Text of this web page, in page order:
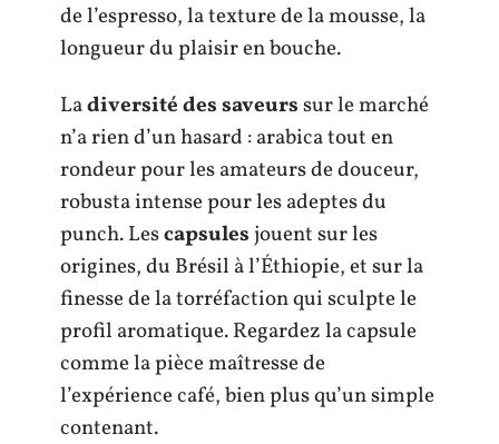
de l’espresso, la texture de la mousse, la
longueur du plaisir en bouche.
Ladiversité des saveurssur le marché
n’a rien d’un hasard : arabica tout en
rondeur pour les amateurs de douceur,
robusta intense pour les adeptes du
punch. Lescapsulesjouent sur les
origines, du Brésil à l’Éthiopie, et sur la
finesse de la torréfaction qui sculpte le
profil aromatique. Regardez la capsule
comme la pièce maîtresse de
l’expérience café, bien plus qu’un simple
contenant.